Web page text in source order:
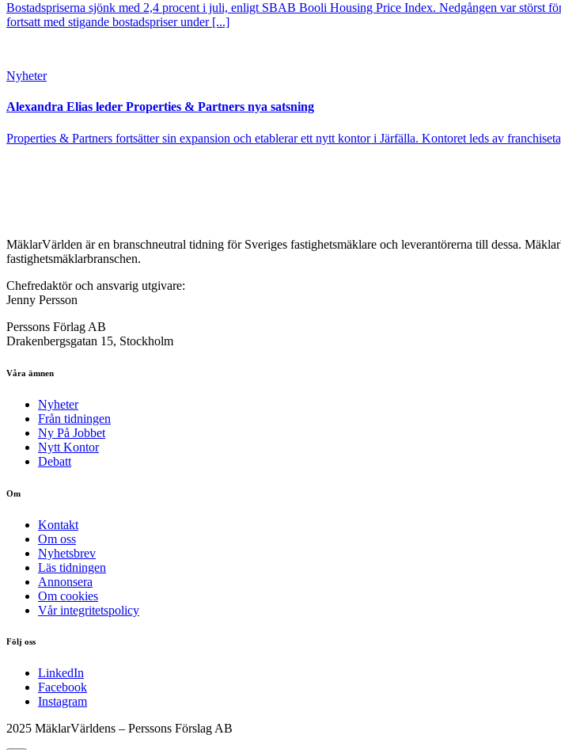
Bostadspriserna sjönk med 2,4 procent i juli, enligt SBAB Booli Housing Price Index. Nedgången var störst
fortsatt med stigande bostadspriser under [...]
Nyheter
Alexandra Elias leder Properties & Partners nya satsning
Properties & Partners fortsätter sin expansion och etablerar ett nytt kontor i Järfälla. Kontoret leds av
MäklarVärlden är en branschneutral tidning för Sveriges fastighetsmäklare och leverantörerna till dessa.
fastighetsmäklarbranschen.
Chefredaktör och ansvarig utgivare:
Jenny Persson
Perssons Förlag AB
Drakenbergsgatan 15, Stockholm
Våra ämnen
Nyheter
Från tidningen
Ny På Jobbet
Nytt Kontor
Debatt
Om
Kontakt
Om oss
Nyhetsbrev
Läs tidningen
Annonsera
Om cookies
Vår integritetspolicy
Följ oss
LinkedIn
Facebook
Instagram
2025 MäklarVärldens – Perssons Förslag AB